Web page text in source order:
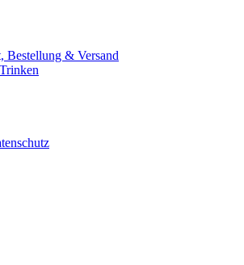
Bestellung & Versand